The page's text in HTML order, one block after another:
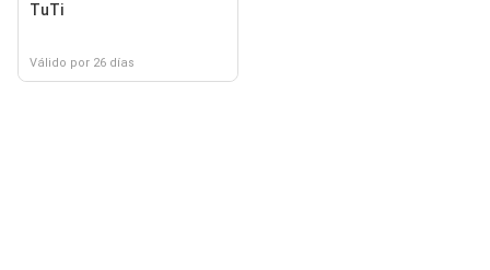
TuTi
Válido por 26 días